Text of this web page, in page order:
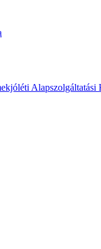
Alapszolgáltatási